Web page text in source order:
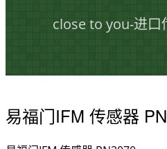
close to you-进口
易福门IFM 传感器